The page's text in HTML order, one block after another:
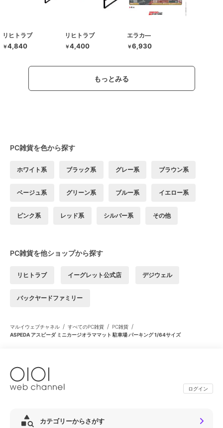
リヒトラブ
￥4,840
リヒトラブ
￥4,400
エラカ―
￥6,930
もっとみる
PC雑貨を色から探す
ホワイト系 ブラック系 グレー系 ブラウン系
ベージュ系 グリーン系 ブルー系 イエロー系
ピンク系 レッド系 シルバー系 その他
PC雑貨を他ショップから探す
リヒトラブ イーグレット公式店 デジウェル
バックヤードファミリー
マルイウェブチャネル / すべてのPC雑貨 / PC雑貨 /
ASPEDA アスピーダ ミニカージオラママット 駐車場 パーキング 1/64サイズ
ログイン
カテゴリーからさがす